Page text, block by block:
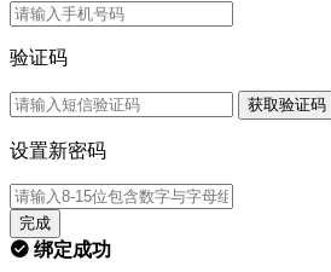
验证码
获取验证码
设置新密码
完成
绑定成功